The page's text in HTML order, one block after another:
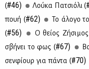
(#46) Λού­κα Πα­τσιό­λι (
πουή (#62) Το άλο­γο
(#56) Ο θεί­ος
σβή­νει το φως (#67)
σεν­φί­ουρ για πά­ντα (#70)